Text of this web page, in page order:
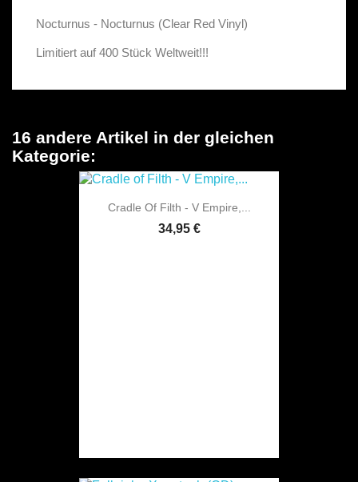
Nocturnus - Nocturnus (Clear Red Vinyl)
Limitiert auf 400 Stück Weltweit!!!
16 andere Artikel in der gleichen
Kategorie:
Cradle Of Filth - V Empire,...
34,95 €